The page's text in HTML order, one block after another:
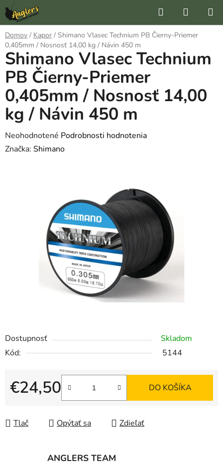
Prejsť
na
obsah
Hľadať
KOŠÍK
Domov / Kapor / Shimano Vlasec Technium PB Čierny-Priemer
0,405mm / Nosnosť 14,00 kg / Návin 450 m
Dostupnosť
Skladom
Kód:
5144
€24,50
Jednotková cena:
DO KOŠÍKA
Tlač Opýtať sa Zdieľať
Shimano Vlasec Technium
PB Čierny-Priemer
0,405mm / Nosnosť 14,00
kg / Návin 450 m
Priemerné
hodnotenie
Neohodnotené Podrobnosti hodnotenia
Značka: Shimano
ANGLERS TEAM